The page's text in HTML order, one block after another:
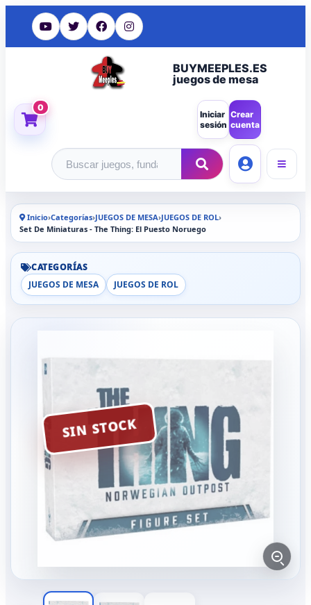
BUYMEEPLES.ES
juegos de mesa
0
Iniciar
sesión
Crear
cuenta
Buscar productos
Inicio›Categorías›JUEGOS DE MESA›JUEGOS DE ROL›
Set De Miniaturas - The Thing: El Puesto Noruego
CATEGORÍAS
JUEGOS DE MESA
JUEGOS DE ROL
SIN STOCK